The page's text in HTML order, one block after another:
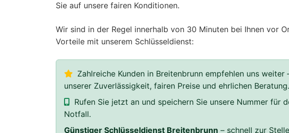
Sie auf unsere fairen Konditionen.
Wir sind in der Regel innerhalb von 30 Minuten bei Ihnen vor
Vorteile mit unserem Schlüsseldienst:
Zahlreiche Kunden in Breitenbrunn empfehlen uns weiter
unserer Zuverlässigkeit, fairen Preise und ehrlichen Beratung.
Rufen Sie jetzt an und speichern Sie unsere Nummer für
Notfall.
Günstiger Schlüsseldienst Breitenbrunn – schnell zur